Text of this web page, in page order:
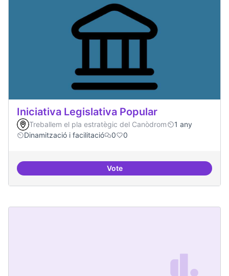
Iniciativa Legislativa Popular
Treballem el pla estratègic del Canòdrom
1 any
Dinamització i facilitació
0 0
VoteIniciativa Legislativa Popular